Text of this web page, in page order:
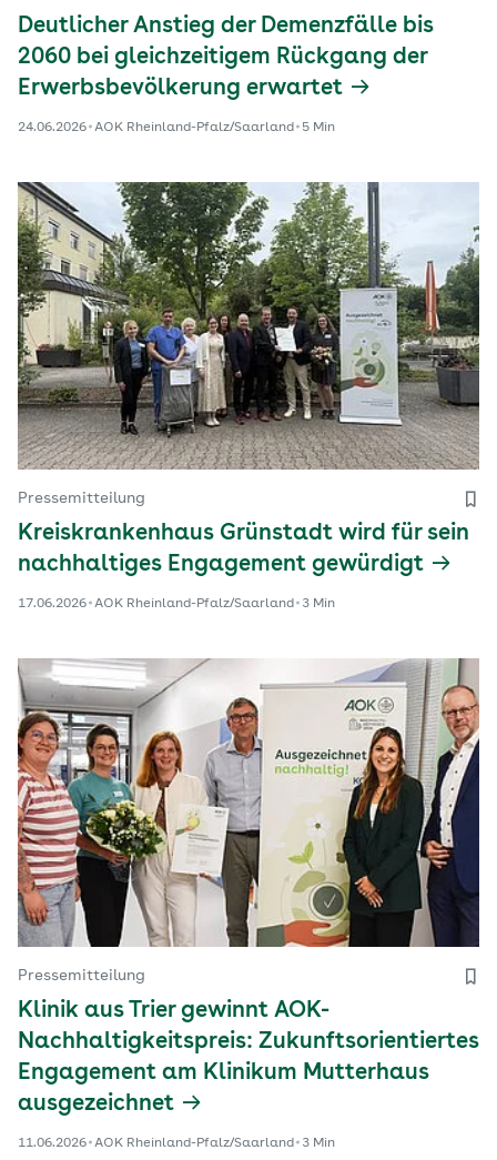
Deutlicher Anstieg der Demenzfälle bis
2060 bei gleichzeitigem Rückgang der
Erwerbsbevölkerung erwartet
24.06.2026 AOK Rheinland-Pfalz/Saarland 5 Min
Pressemitteilung
Kreiskrankenhaus Grünstadt wird für sein
nachhaltiges Engagement gewürdigt
17.06.2026 AOK Rheinland-Pfalz/Saarland 3 Min
Pressemitteilung
Klinik aus Trier gewinnt AOK-
Nachhaltigkeitspreis: Zukunftsorientiertes
Engagement am Klinikum Mutterhaus
ausgezeichnet
11.06.2026 AOK Rheinland-Pfalz/Saarland 3 Min